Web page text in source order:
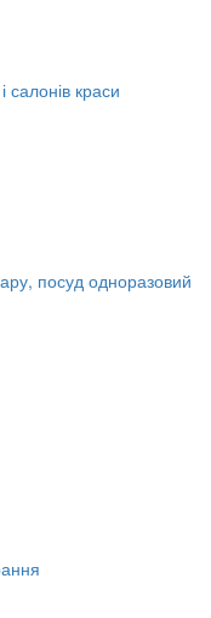
салонів краси
посуд одноразовий